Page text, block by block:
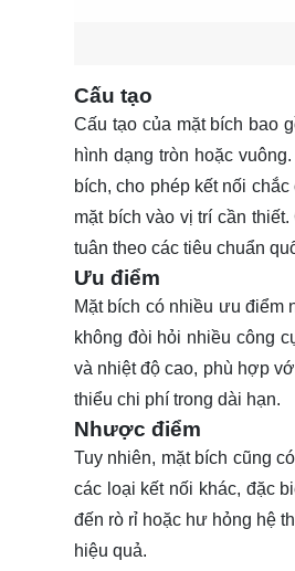
Cấu tạo
Cấu tạo của mặt bích bao
hình dạng tròn hoặc
bích, cho phép kết nối
mặt bích vào vị trí cần
tuân theo các tiêu chuẩn
Ưu điểm
Mặt bích có nhiều ưu điểm
không đòi hỏi nhiều công
và nhiệt độ cao, phù hợp
thiểu chi phí trong dài hạn.
Nhược điểm
Tuy nhiên, mặt bích cũng
các loại kết nối khác, đặc
đến rò rỉ hoặc hư hỏng hệ
hiệu quả.